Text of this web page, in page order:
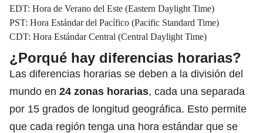
EDT: Hora de Verano del Este (Eastern Daylight Time)
PST: Hora Estándar del Pacífico (Pacific Standard Time)
CDT: Hora Estándar Central (Central Daylight Time)
¿Porqué hay diferencias horarias?
Las diferencias horarias se deben a la división del
mundo en 24 zonas horarias, cada una separada
por 15 grados de longitud geográfica. Esto permite
que cada región tenga una hora estándar que se